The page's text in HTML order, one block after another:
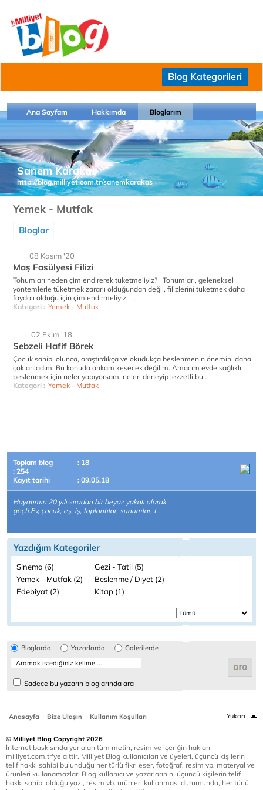
Blog Kategorileri
Ana Sayfam Hakkımda Bloglarım
Sanem Karakaş
http://blog.milliyet.com.tr/sanemkarakas
Yemek - Mutfak
Bloglar
08 Kasım '20
Maş Fasülyesi Filizi
Tohumları neden çimlendirerek tüketmeliyiz? Tohumları, geleneksel
yöntemlerle tüketmek zararlı olduğundan değil, filizlerini tüketmek daha
faydalı olduğu için çimlendirmeliyiz. ..
Kategori : Yemek - Mutfak
02 Ekim '18
Sebzeli Hafif Börek
Çocuk sahibi olunca, araştırdıkça ve okudukça beslenmenin önemini daha
çok anladım. Bu konuda ahkam kesecek değilim. Amacım evde sağlıklı
beslenmek için neler yapıyorsam, neleri deneyip lezzetli bu..
Kategori : Yemek - Mutfak
Toplam blog
: 18
: 254
Kayıt tarihi
: 09.05.18
Hayatımın 20 yılı sıradan bir beyaz yakalı olarak
geçti.Ev, çocuk, eş, iş, toplantılar, sunumlar, t..
Yazdığım Kategoriler
Sinema (6)
Gezi - Tatil (5)
Yemek - Mutfak (2)
Beslenme / Diyet (2)
Edebiyat (2)
Kitap (1)
Bloglarda Yazarlarda Galerilerde
Sadece bu yazarın bloglarında ara
Anasayfa | Bize Ulaşın | Kullanım Koşulları Yukarı
© Milliyet Blog Copyright 2026
İnternet baskısında yer alan tüm metin, resim ve içeriğin hakları
milliyet.com.tr'ye aittir. Milliyet Blog kullanıcıları ve üyeleri, üçüncü kişilerin
telif hakkı sahibi bulunduğu her türlü fikri eser, fotoğraf, resim vb. materyal ve
ürünleri kullanamazlar. Blog kullanıcı ve yazarlarının, üçüncü kişilerin telif
hakkı sahibi olduğu yazı, resim vb. ürünleri kullanması durumunda, her türlü